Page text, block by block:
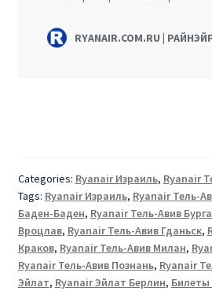
Categories: Ryanair Израиль, Ryanair
Tags: Ryanair Израиль, Ryanair Тель-
Баден-Баден, Ryanair Тель-Авив
Вроцлав, Ryanair Тель-Авив Гданьск,
Краков, Ryanair Тель-Авив Милан,
Ryanair Тель-Авив Познань, Ryanair
Эйлат, Ryanair Эйлат Берлин, Билеты